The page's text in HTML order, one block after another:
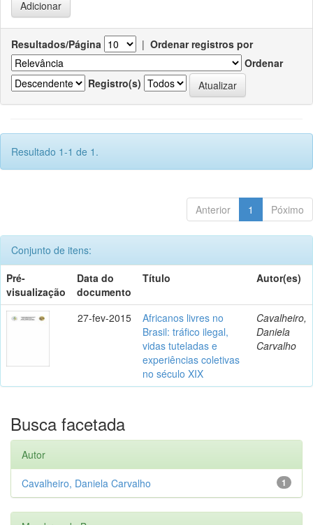
Resultados/Página | Ordenar registros por
Ordenar
Registro(s)
Resultado 1-1 de 1.
Anterior 1 Póximo
Conjunto de itens:
Pré-
visualização
Data do
documento
Título Autor(es)
27-fev-2015
Africanos livres no
Brasil: tráfico ilegal,
vidas tuteladas e
experiências coletivas
no século XIX
Cavalheiro,
Daniela
Carvalho
Busca facetada
Autor
1
Cavalheiro, Daniela Carvalho